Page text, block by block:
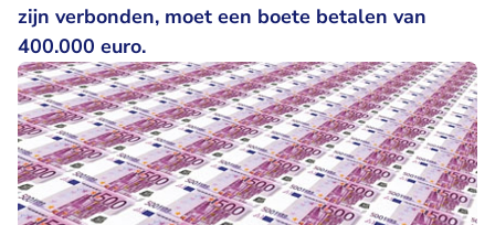
zijn verbonden, moet een boete betalen van
400.000 euro.